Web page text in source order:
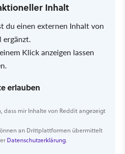
Inhalt
du einen externen Inhalt von
ergänzt.
Klick anzeigen lassen
erlauben
dass mir Inhalte von Reddit angezeigt
an Drittplattformen übermittelt
Datenschutzerklärung.